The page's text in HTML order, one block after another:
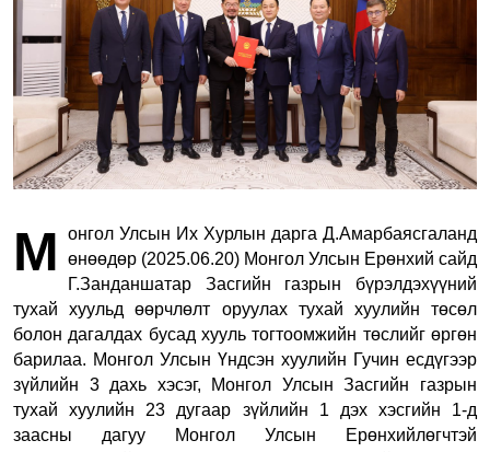
М
онгол Улсын Их Хурлын дарга Д.Амарбаясгаланд
өнөөдөр (2025.06.20) Монгол Улсын Ерөнхий сайд
Г.Занданшатар Засгийн газрын бүрэлдэхүүний
тухай хуульд өөрчлөлт оруулах тухай хуулийн төсөл
болон дагалдах бусад хууль тогтоомжийн төслийг өргөн
барилаа. Монгол Улсын Үндсэн хуулийн Гучин есдүгээр
зүйлийн 3 дахь хэсэг, Монгол Улсын Засгийн газрын
тухай хуулийн 23 дугаар зүйлийн 1 дэх хэсгийн 1-д
заасны дагуу Монгол Улсын Ерөнхийлөгчтэй